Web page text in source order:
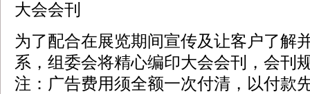
大会会刊
为了配合在展览期间宣传及让客户了解
系，组委会将精心编印大会会刊，会刊
注：广告费用须全额一次付清，以付款